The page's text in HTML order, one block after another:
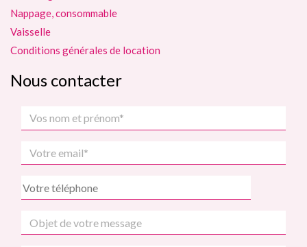
Nappage, consommable
Vaisselle
Conditions générales de location
Nous contacter